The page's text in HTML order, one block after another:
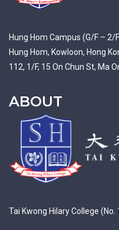
Hung Hom Campus (G/F – 2/
Hung Hom, Kowloon, Hong
112, 1/F, 15 On Chun St, Ma
ABOUT
Tai Kwong Hilary College (No.